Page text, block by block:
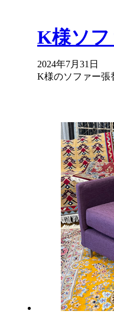
K様ソフ
2024年7月31日
K様のソファー